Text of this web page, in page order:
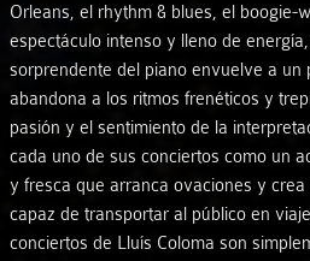
Orleans, el rhythm & blues, el boogie-
espectáculo intenso y lleno de
sorprendente del piano envuelve a un
abandona a los ritmos frenéticos y
pasión y el sentimiento de la
cada uno de sus conciertos como un
y fresca que arranca ovaciones y
capaz de transportar al público en
conciertos de Lluís Coloma son